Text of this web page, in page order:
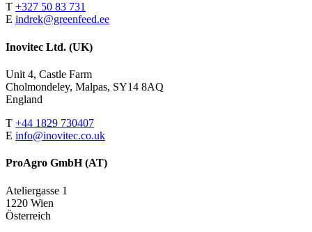
T +327 50 83 731
E indrek@greenfeed.ee
Inovitec Ltd. (UK)
Unit 4, Castle Farm
Cholmondeley, Malpas, SY14 8AQ
England
T +44 1829 730407
E info@inovitec.co.uk
ProAgro GmbH (AT)
Ateliergasse 1
1220 Wien
Österreich